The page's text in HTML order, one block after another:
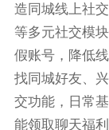
造同城线上社
等多元社交模
假账号，降低
找同城好友、
交功能，日常
能领取聊天福